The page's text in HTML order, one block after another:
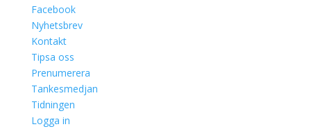
Facebook
Nyhetsbrev
Kontakt
Tipsa oss
Prenumerera
Tankesmedjan
Tidningen
Logga in